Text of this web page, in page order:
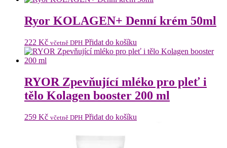
Ryor KOLAGEN+ Denní krém 50ml
222 Kč včetně DPH Přidat do košíku
RYOR Zpevňující mléko pro pleť i
tělo Kolagen booster 200 ml
259 Kč včetně DPH Přidat do košíku